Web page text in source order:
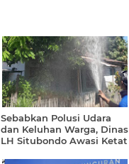
Sebabkan Polusi Udara
dan Keluhan Warga, Dinas
LH Situbondo Awasi Ketat